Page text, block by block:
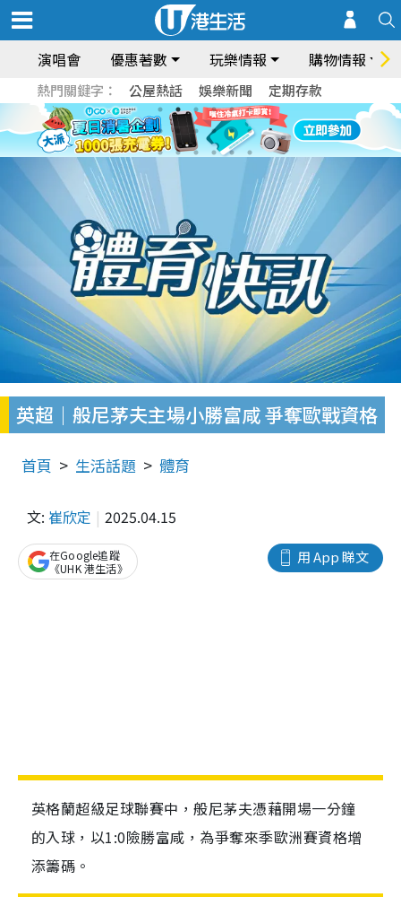
演唱會 優惠著數 玩樂情報 購物情報
熱門關鍵字： 公屋熱話 娛樂新聞 定期存款
英超｜般尼茅夫主場小勝富咸 爭奪歐戰資格
首頁 生活話題 體育
文: 崔欣定 2025.04.15
用 App 睇文
在Google追蹤
《UHK 港生活》
英格蘭超級足球聯賽中，般尼茅夫憑藉開場一分鐘
的入球，以1:0險勝富咸，為爭奪來季歐洲賽資格增
添籌碼。